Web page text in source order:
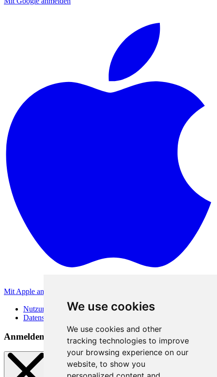
We use cookies
We use cookies and other
tracking technologies to improve
your browsing experience on our
website, to show you
Mit Apple anmelden
Nutzungsbedingungen
Datenschutzerklärung
Anmeldemethoden